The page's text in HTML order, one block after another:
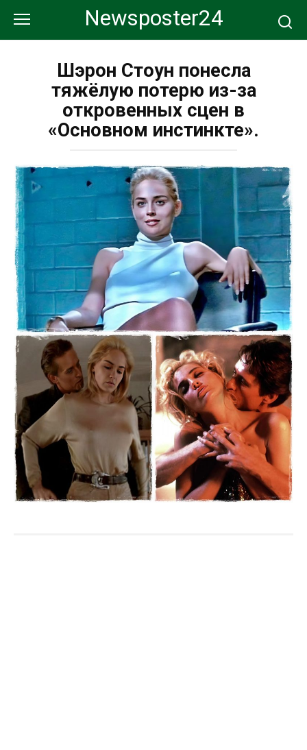
контенту
Newsposter24
Шэрон Стоун понесла
тяжёлую потерю из-за
откровенных сцен в
«Основном инстинкте».